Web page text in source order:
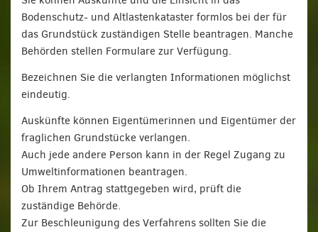
Bodenschutz- und Altlastenkataster formlos bei der für
das Grundstück zuständigen Stelle beantragen. Manche
Behörden stellen Formulare zur Verfügung.
Bezeichnen Sie die verlangten Informationen möglichst
eindeutig.
Auskünfte können Eigentümerinnen und Eigentümer der
fraglichen Grundstücke verlangen.
Auch jede andere Person kann in der Regel Zugang zu
Umweltinformationen beantragen.
Ob Ihrem Antrag stattgegeben wird, prüft die
zuständige Behörde.
Zur Beschleunigung des Verfahrens sollten Sie die